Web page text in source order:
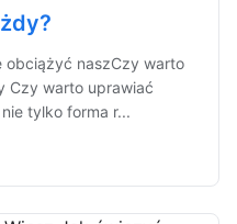
obciążyć naszCzy warto
Czy warto uprawiać
tylko forma r...